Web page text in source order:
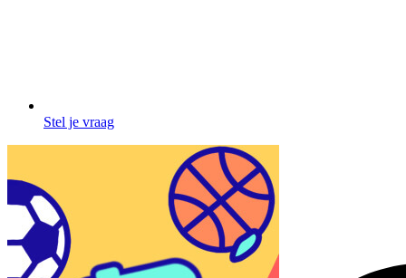
Stel je vraag